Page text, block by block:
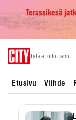
Terassikesä
Tätä et odottanut
Etusivu Viihde